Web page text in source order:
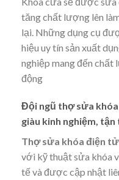
tăng chất lượng lên
lại. Những dụng cụ
hiệu uy tín sản xuất
nghiệp mang đến chất
động
Đội ngũ thợ sửa
giàu kinh nghiệm,
Thợ sửa khóa điện
với kỹ thuật sửa khóa
tế và được cập nhật